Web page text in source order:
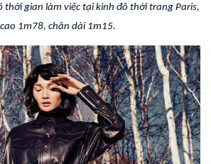
thời gian làm việc tại kinh đô thời trang Paris,
1m78, chân dài 1m15.